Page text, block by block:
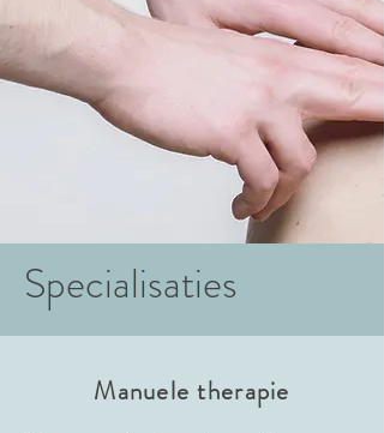
Specialisaties
Manuele therapie